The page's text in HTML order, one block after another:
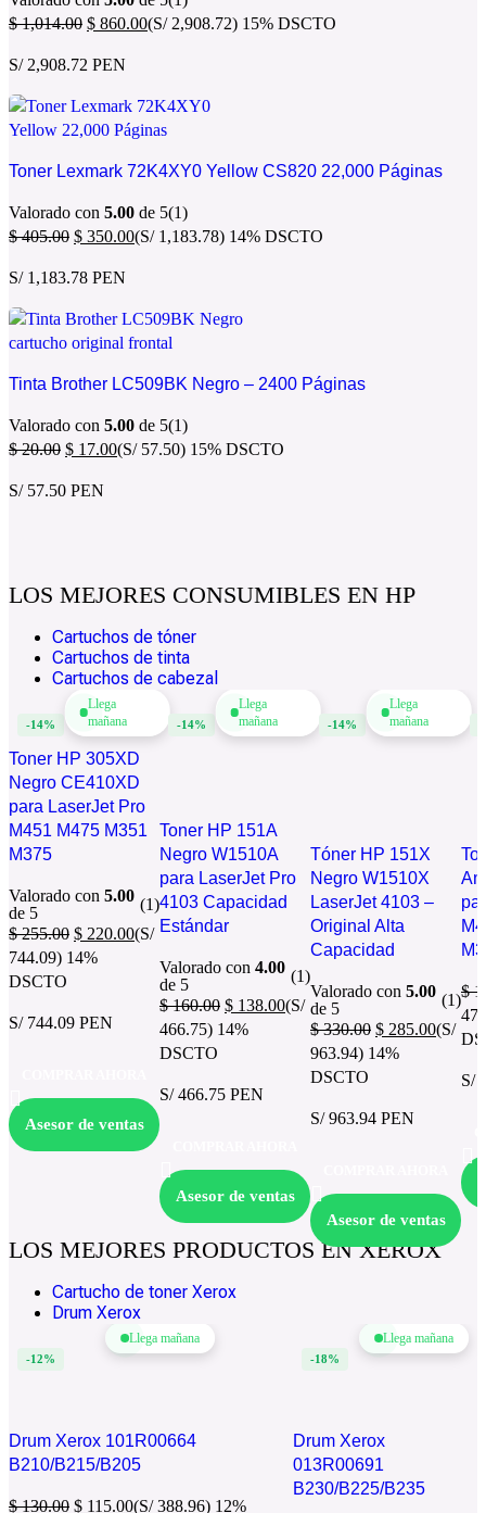
$1,014.00 $ 860.00(S/ 2,908.72) 15% DSCTO
S/ 2,908.72 PEN
Toner Lexmark 72K4XY0 Yellow CS820 22,000 Páginas
Valorado con 5.00 de 5(1)
$405.00 $ 350.00(S/ 1,183.78) 14% DSCTO
S/ 1,183.78 PEN
Tinta Brother LC509BK Negro – 2400 Páginas
Valorado con 5.00 de 5(1)
$20.00 $ 17.00(S/ 57.50) 15% DSCTO
S/ 57.50 PEN
LOS MEJORES CONSUMIBLES EN HP
Cartuchos de tóner
Cartuchos de tinta
Cartuchos de cabezal
Toner HP 305XD
Negro CE410XD
para LaserJet Pro
M451 M475 M351
M375
Valorado con 5.00
de 5
(1)
$255.00 $ 220.00(S/
744.09) 14%
DSCTO
-14%
S/ 744.09 PEN
Llega
mañana
Asesor de ventas
Toner HP 151A
Negro W1510A
para LaserJet Pro
4103 Capacidad
Estándar
Valorado con 4.00
de 5
(1)
$160.00 $ 138.00(S/
466.75) 14%
DSCTO
-14%
S/ 466.75 PEN
Llega
mañana
Asesor de ventas
Tóner HP 151X
Negro W1510X
LaserJet 4103 –
Original Alta
Capacidad
Valorado con 5.00
de 5
(1)
$330.00 $ 285.00(S/
963.94) 14%
DSCTO
-14%
S/ 963.94 PEN
Llega
mañana
Asesor de ventas
$
S/
LOS MEJORES PRODUCTOS EN XEROX
Cartucho de toner Xerox
Drum Xerox
Drum Xerox 101R00664
B210/B215/B205
$130.00 $ 115.00(S/ 388.96) 12%
-12%
Llega mañana
Drum Xerox
013R00691
B230/B225/B235
-18%
Llega mañana